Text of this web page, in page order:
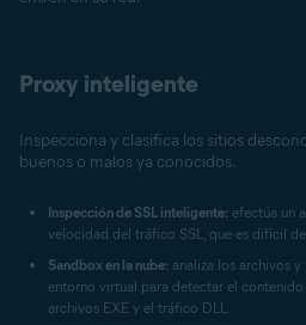
Proxy inteligente
Inspecciona y clasifica los sitios
buenos o malos ya conocidos.
Inspección de SSL inteligente: efectúa un
velocidad del tráfico SSL, que es difícil
Sandbox en la nube: analiza los archivos y
entorno virtual para detectar el
archivos EXE y el tráfico DLL.